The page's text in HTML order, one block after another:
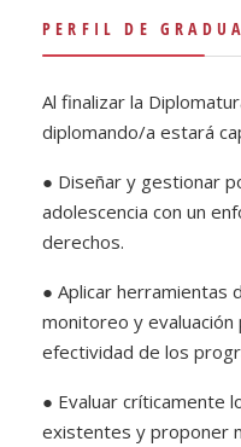
PERFIL DE
Al finalizar la
diplomando/a estará
● Diseñar y gestionar
adolescencia con un
derechos.
● Aplicar herramientas
monitoreo y evaluación
efectividad de los
● Evaluar críticamente
existentes y proponer